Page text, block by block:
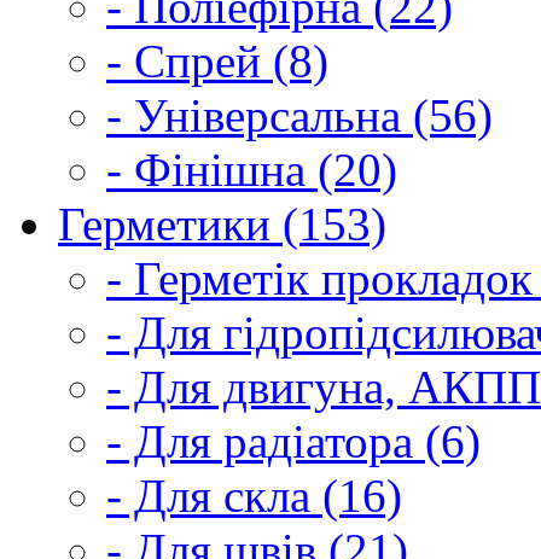
- Спрей (8)
- Універсальна (56)
- Фінішна (20)
Герметики (153)
- Герметік
- Для
- Для двигуна,
- Для радіатора (6)
- Для скла (16)